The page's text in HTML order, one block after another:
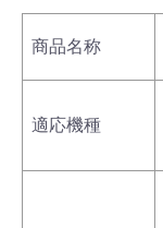
商品名称
適応機種